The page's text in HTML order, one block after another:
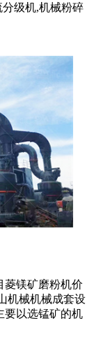
级机,机械粉碎
菱镁矿磨粉机价
机械机械成套设
要以选锰矿的机